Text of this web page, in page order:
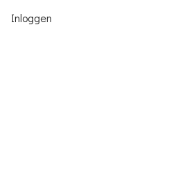
Inloggen